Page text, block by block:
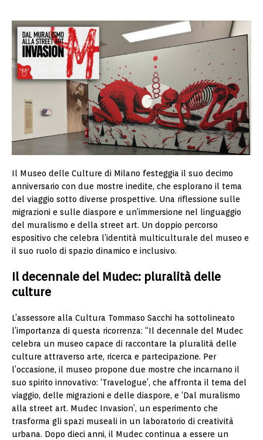
Il Museo delle Culture di Milano festeggia il suo decimo
anniversario con due mostre inedite, che esplorano il tema
del viaggio sotto diverse prospettive. Una riflessione sulle
migrazioni e sulle diaspore e un’immersione nel linguaggio
del muralismo e della street art. Un doppio percorso
espositivo che celebra l’identità multiculturale del museo e
il suo ruolo di spazio dinamico e inclusivo.
Il decennale del Mudec: pluralità delle
culture
L’assessore alla Cultura Tommaso Sacchi ha sottolineato
l’importanza di questa ricorrenza: “Il decennale del Mudec
celebra un museo capace di raccontare la pluralità delle
culture attraverso arte, ricerca e partecipazione. Per
l’occasione, il museo propone due mostre che incarnano il
suo spirito innovativo: ‘Travelogue’, che affronta il tema del
viaggio, delle migrazioni e delle diaspore, e ‘Dal muralismo
alla street art. Mudec Invasion’, un esperimento che
trasforma gli spazi museali in un laboratorio di creatività
urbana. Dopo dieci anni, il Mudec continua a essere un